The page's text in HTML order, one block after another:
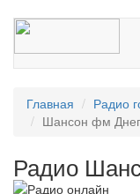
Главная Радио
Шансон фм
Радио